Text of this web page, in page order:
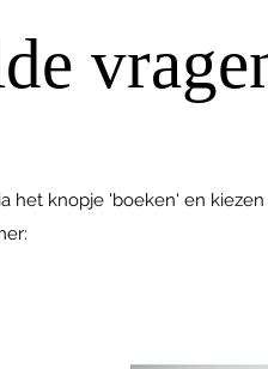
het knopje 'boeken' en